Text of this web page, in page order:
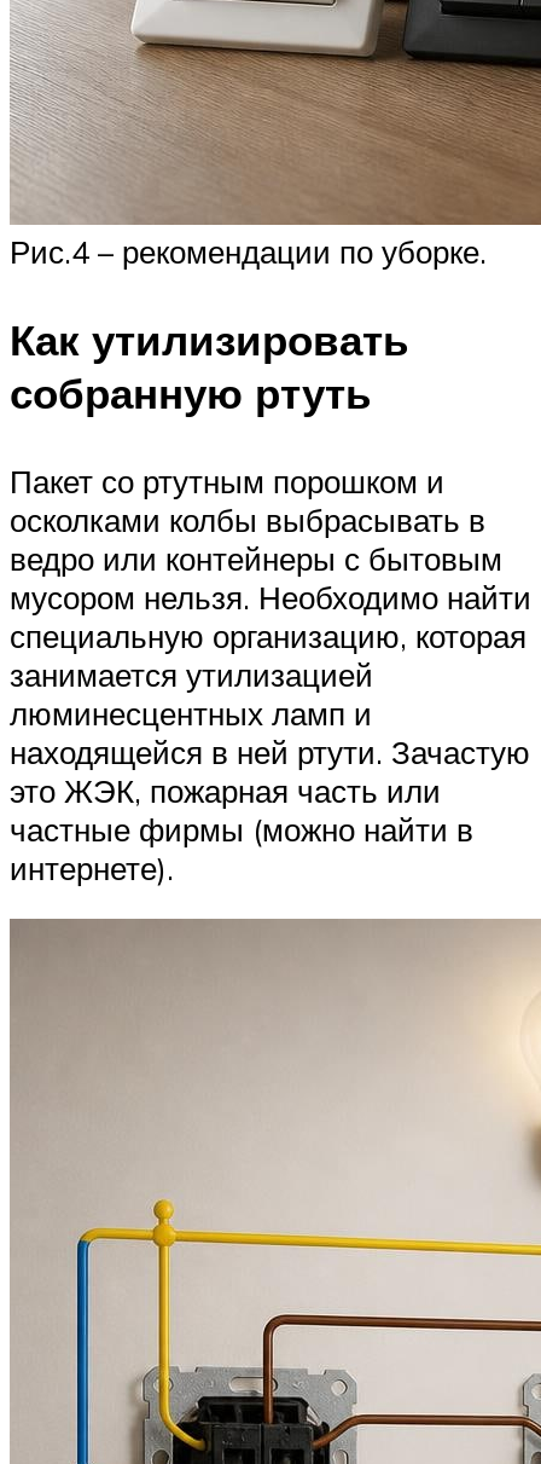
Рис.4 – рекомендации по уборке.
Как утилизировать
собранную ртуть
Пакет со ртутным порошком и
осколками колбы выбрасывать в
ведро или контейнеры с бытовым
мусором нельзя. Необходимо найти
специальную организацию, которая
занимается утилизацией
люминесцентных ламп и
находящейся в ней ртути. Зачастую
это ЖЭК, пожарная часть или
частные фирмы (можно найти в
интернете).